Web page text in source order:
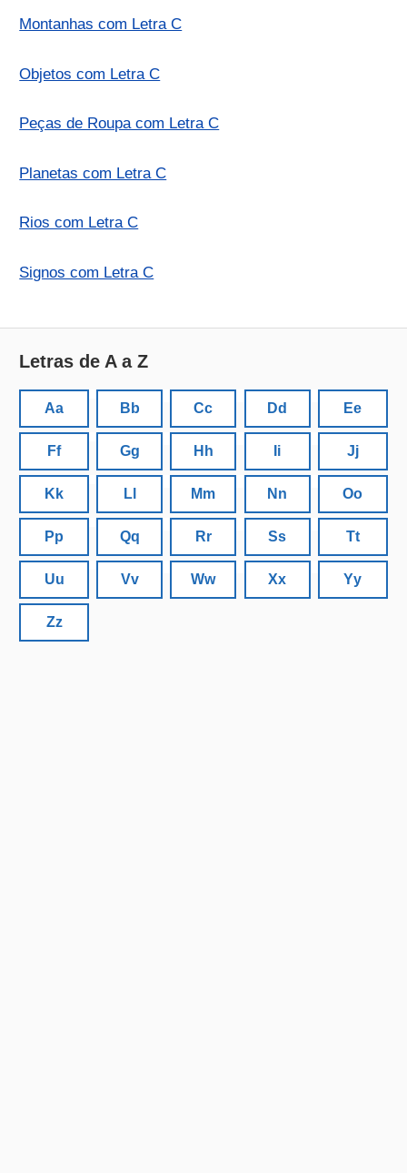
Montanhas com Letra C
Objetos com Letra C
Peças de Roupa com Letra C
Planetas com Letra C
Rios com Letra C
Signos com Letra C
Letras de A a Z
Aa Bb Cc Dd Ee
Ff Gg Hh Ii Jj
Kk Ll Mm Nn Oo
Pp Qq Rr Ss Tt
Uu Vv Ww Xx Yy
Zz